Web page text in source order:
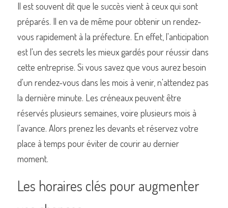
Il est souvent dit que le succès vient à ceux qui sont
préparés. Il en va de même pour obtenir un rendez-
vous rapidement à la préfecture. En effet, l'anticipation
est l'un des secrets les mieux gardés pour réussir dans
cette entreprise. Si vous savez que vous aurez besoin
d'un rendez-vous dans les mois à venir, n'attendez pas
la dernière minute. Les créneaux peuvent être
réservés plusieurs semaines, voire plusieurs mois à
l'avance. Alors prenez les devants et réservez votre
place à temps pour éviter de courir au dernier
moment.
Les horaires clés pour augmenter